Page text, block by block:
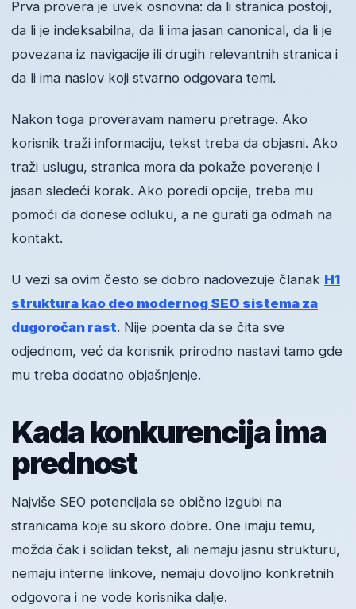
Prva provera je uvek osnovna: da li stranica postoji,
da li je indeksabilna, da li ima jasan canonical, da li je
povezana iz navigacije ili drugih relevantnih stranica i
da li ima naslov koji stvarno odgovara temi.
Nakon toga proveravam nameru pretrage. Ako
korisnik traži informaciju, tekst treba da objasni. Ako
traži uslugu, stranica mora da pokaže poverenje i
jasan sledeći korak. Ako poredi opcije, treba mu
pomoći da donese odluku, a ne gurati ga odmah na
kontakt.
U vezi sa ovim često se dobro nadovezuje članak H1
struktura kao deo modernog SEO sistema za
dugoročan rast. Nije poenta da se čita sve
odjednom, već da korisnik prirodno nastavi tamo gde
mu treba dodatno objašnjenje.
Kada konkurencija ima
prednost
Najviše SEO potencijala se obično izgubi na
stranicama koje su skoro dobre. One imaju temu,
možda čak i solidan tekst, ali nemaju jasnu strukturu,
nemaju interne linkove, nemaju dovoljno konkretnih
odgovora i ne vode korisnika dalje.